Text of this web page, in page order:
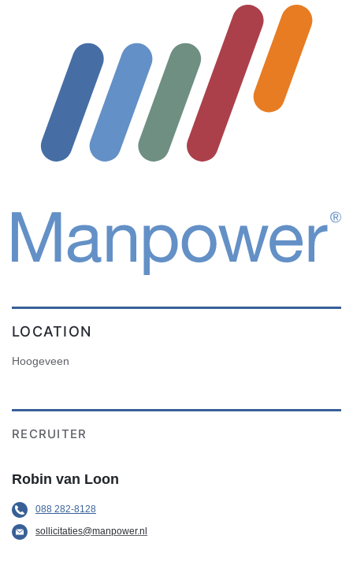
LOCATION
Hoogeveen
RECRUITER
Robin van Loon
088 282-8128
sollicitaties@manpower.nl